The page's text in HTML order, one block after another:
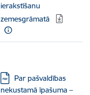
ierakstīšanu
zemesgrāmatā
Lejupielādēt:
Par pašvaldības
nekustamā īpašuma –